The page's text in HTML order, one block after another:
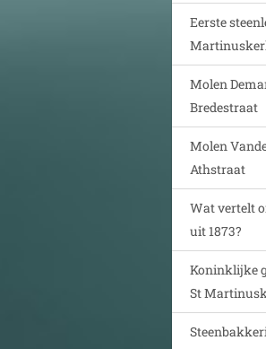
Eerste
Molen
Bredestraat
Molen
Athstraat
Wat vertelt
uit 1873?
Koninklijke
St